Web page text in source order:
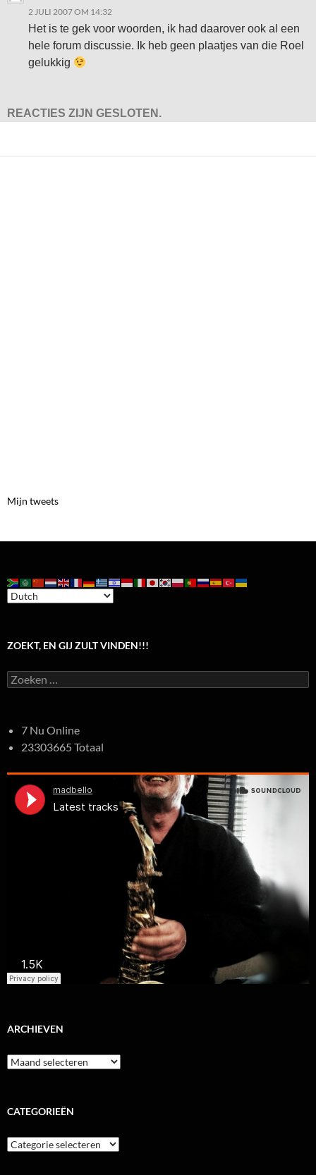
2 JULI 2007 OM 14:32
Het is te gek voor woorden, ik had daarover ook al een
hele forum discussie. Ik heb geen plaatjes van die Roel
gelukkig
REACTIES ZIJN GESLOTEN.
Mijn tweets
ZOEKT, EN GIJ ZULT VINDEN!!!
Zoeken
naar:
7 Nu Online
23303665 Totaal
ARCHIEVEN
Archieven
CATEGORIEËN
Categorieën